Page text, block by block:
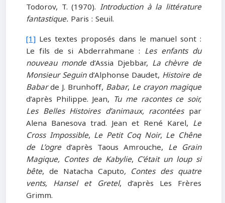
Todorov, T. (1970). Introduction à la littérature
fantastique. Paris : Seuil.
[1] Les textes proposés dans le manuel sont :
Le fils de si Abderrahmane : Les enfants du
nouveau monded’Assia Djebbar, La chèvre de
Monsieur Seguind’Alphonse Daudet, Histoire de
Babarde J. Brunhoff, Babar, Le crayon magique
d’après Philippe. Jean, Tu me racontes ce soir,
Les Belles Histoires d’animaux, racontées par
Alena Banesova trad. Jean et René Karel, Le
Cross Impossible, Le Petit Coq Noir, Le Chêne
de L’ogre d’après Taous Amrouche, Le Grain
Magique, Contes de Kabylie, C’était un loup si
bête, de Natacha Caputo, Contes des quatre
vents, Hansel et Gretel, d’après Les Frères
Grimm.